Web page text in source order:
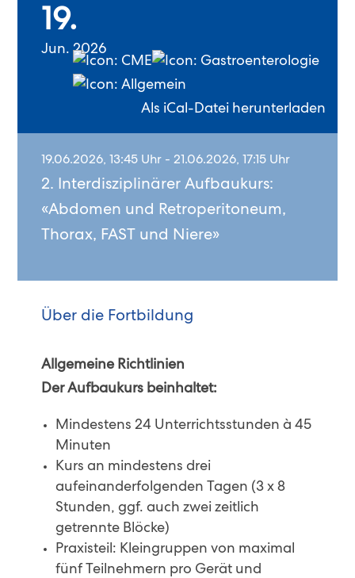
19.
Jun. 2026
Als iCal-Datei herunterladen
19.06.2026, 13:45 Uhr - 21.06.2026, 17:15 Uhr
2. Interdisziplinärer Aufbaukurs:
«Abdomen und Retroperitoneum,
Thorax, FAST und Niere»
Über die Fortbildung
Allgemeine Richtlinien
Der Aufbaukurs beinhaltet:
Mindestens 24 Unterrichtsstunden à 45
Minuten
Kurs an mindestens drei
aufeinanderfolgenden Tagen (3 x 8
Stunden, ggf. auch zwei zeitlich
getrennte Blöcke)
Praxisteil: Kleingruppen von maximal
fünf Teilnehmern pro Gerät und